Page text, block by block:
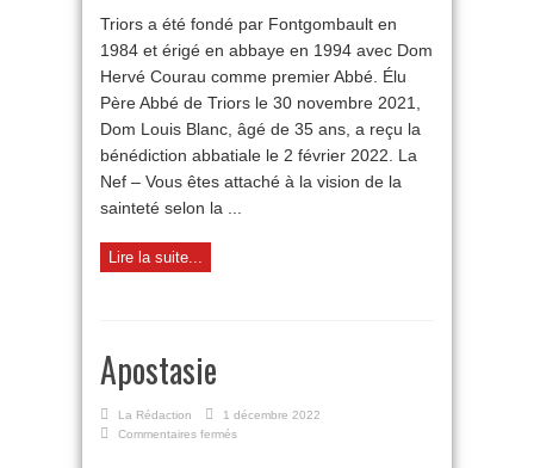
une
voie
par
les
siècles
Triors a été fondé par Fontgombault en
1984 et érigé en abbaye en 1994 avec Dom
Hervé Courau comme premier Abbé. Élu
Père Abbé de Triors le 30 novembre 2021,
Dom Louis Blanc, âgé de 35 ans, a reçu la
bénédiction abbatiale le 2 février 2022. La
Nef – Vous êtes attaché à la vision de la
sainteté selon la ...
Lire la suite...
Apostasie
La Rédaction
1 décembre 2022
Commentaires fermés